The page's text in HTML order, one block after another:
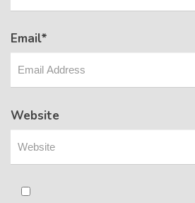
Email*
Website